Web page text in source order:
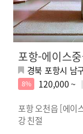
포항-에이스
경북 포항시 남
8% 120,000 ~
포항 오천읍 [에
강 친절